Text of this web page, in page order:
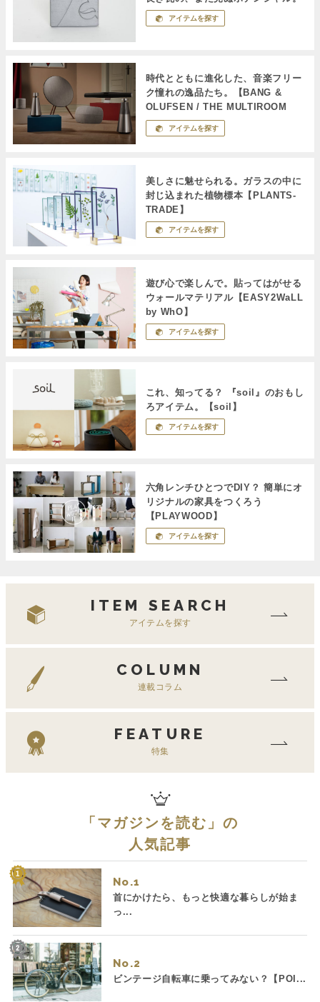
アイテムを探す
時代とともに進化した、音楽フリー
ク憧れの逸品たち。【BANG &
OLUFSEN / THE MULTIROOM
COLLECTION】
アイテムを探す
美しさに魅せられる。ガラスの中に
封じ込まれた植物標本【PLANTS-
TRADE】
アイテムを探す
遊び心で楽しんで。貼ってはがせる
ウォールマテリアル【EASY2WaLL
by WhO】
アイテムを探す
これ、知ってる？ 『soil』のおもし
ろアイテム。【soil】
アイテムを探す
六角レンチひとつでDIY？ 簡単にオ
リジナルの家具をつくろう
【PLAYWOOD】
アイテムを探す
ITEM SEARCH
アイテムを探す
COLUMN
連載コラム
FEATURE
特集
「 マガジンを読む 」の
人気記事
No.
首にかけたら、もっと快適な暮らしが始ま
っ...
No.
ビンテージ自転車に乗ってみない？【POI...